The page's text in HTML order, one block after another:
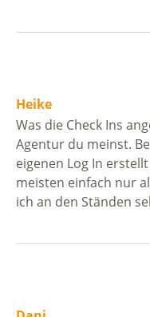
Heike
Was die Check Ins
Agentur du meinst.
eigenen Log In
meisten einfach nur
ich an den Ständen